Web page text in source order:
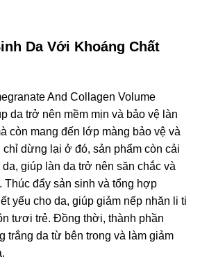
Da Với Khoáng Chất
And Collagen Volume
da trở nên mềm mịn và bảo vệ làn
còn mang đến lớp màng bảo vệ và
chỉ dừng lại ở đó, sản phẩm còn cải
giúp làn da trở nên săn chắc và
Thúc đẩy sản sinh và tổng hợp
yếu cho da, giúp giảm nếp nhăn li ti
tươi trẻ. Đồng thời, thành phần
trắng da từ bên trong và làm giảm